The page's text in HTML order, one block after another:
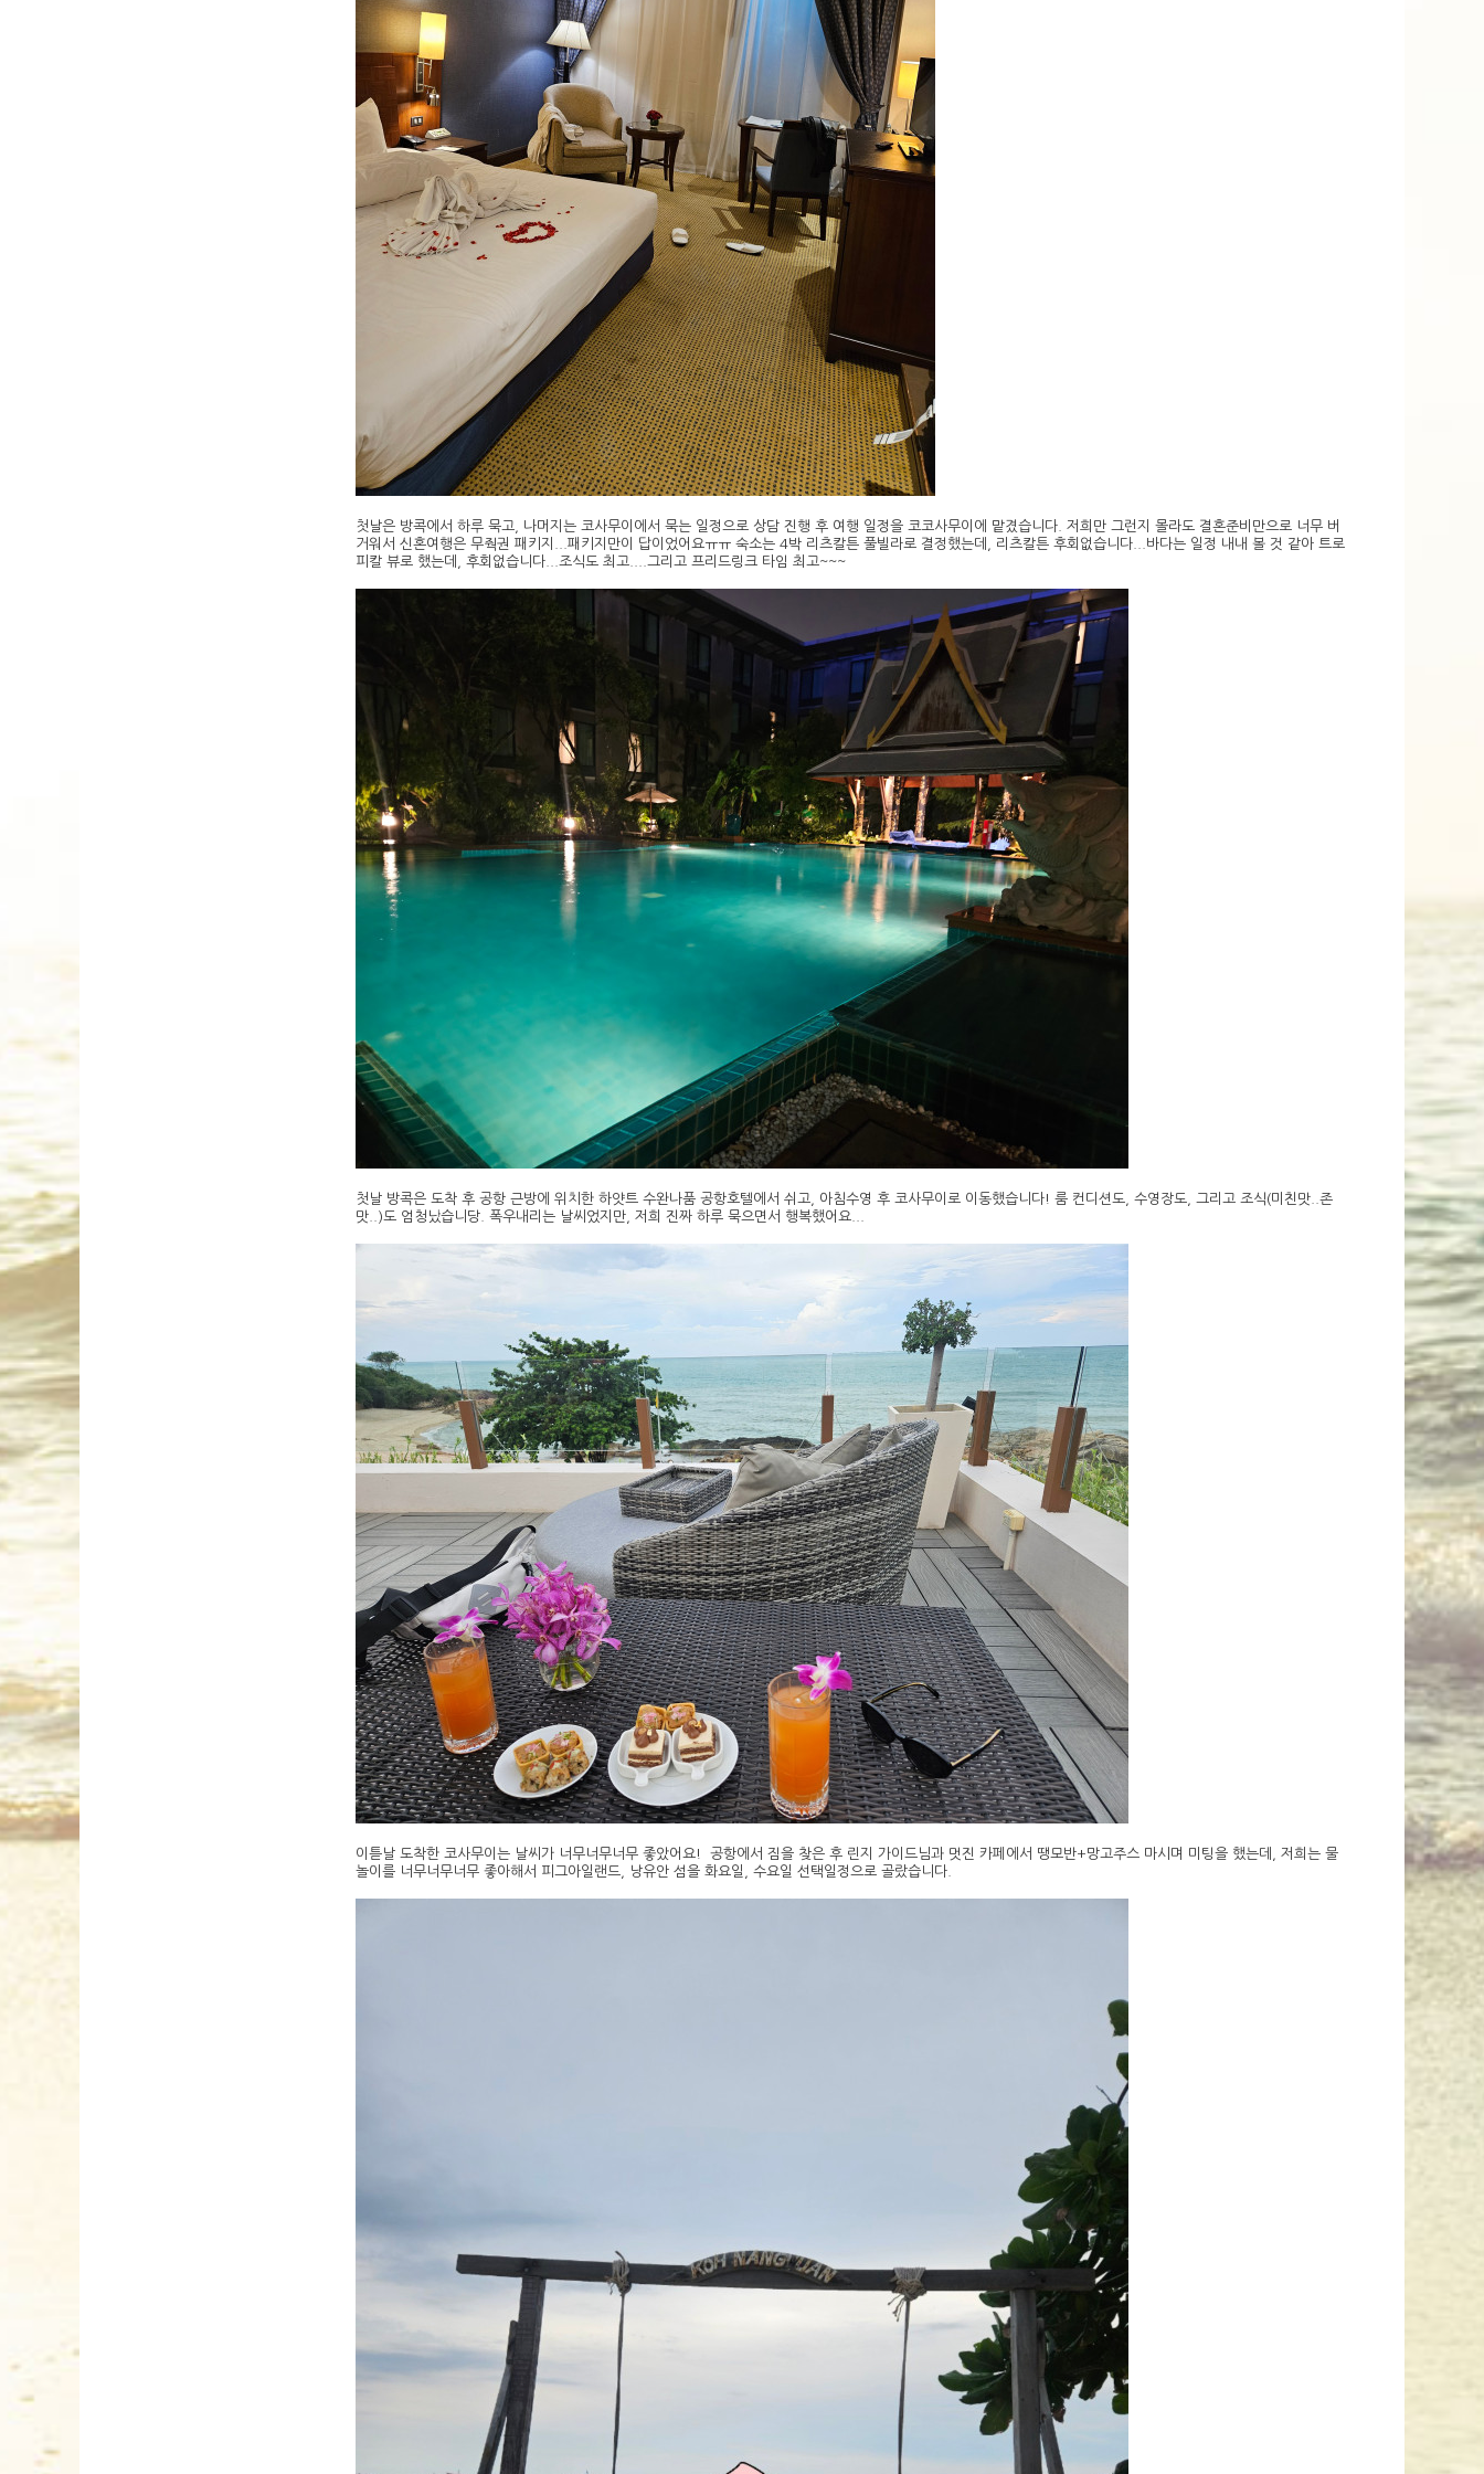
첫날은 방콕에서 하루 묵고, 나머지는 코사무이에서 묵는 일정으로 상담 진행 후 여행 일정을 코코사무이에 맡겼습니다. 저희만 그런지 몰라도 결혼준비만으로 너무 버
거워서 신혼여행은 무줙권 패키지...패키지만이 답이었어요ㅠㅠ 숙소는 4박 리츠칼튼 풀빌라로 결정했는데, 리츠칼튼 후회없습니다...바다는 일정 내내 볼 것 같아 트로
피칼 뷰로 했는데, 후회없습니다...조식도 최고....그리고 프리드링크 타임 최고~~~
첫날 방콕은 도착 후 공항 근방에 위치한 하얏트 수완나품 공항호텔에서 쉬고, 아침수영 후 코사무이로 이동했습니다! 룸 컨디션도, 수영장도, 그리고 조식(미친맛..존
맛..)도 엄청났습니당. 폭우내리는 날씨었지만, 저희 진짜 하루 묵으면서 행복했어요...
이튿날 도착한 코사무이는 날씨가 너무너무너무 좋았어요! 공항에서 짐을 찾은 후 린지 가이드님과 멋진 카페에서 땡모반+망고주스 마시며 미팅을 했는데, 저희는 물
놀이를 너무너무너무 좋아해서 피그아일랜드, 낭유안 섬을 화요일, 수요일 선택일정으로 골랐습니다.